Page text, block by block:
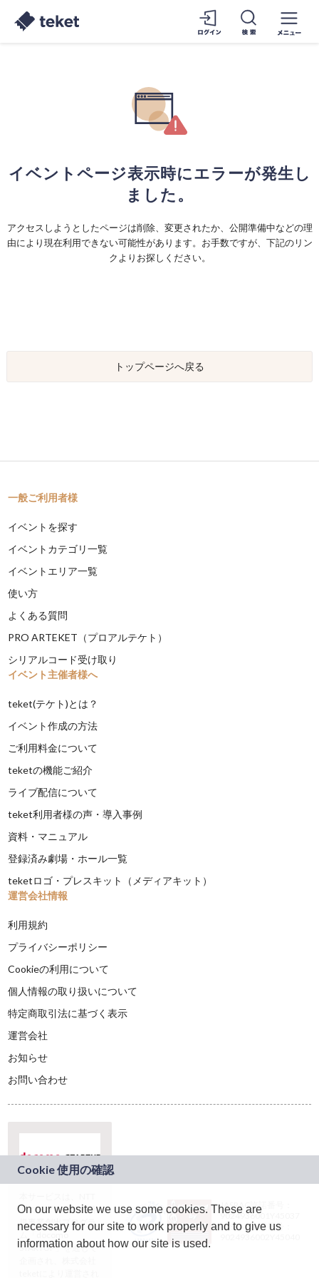
イベントページ表示時にエラーが発生し
ました。
アクセスしようとしたページは削除、変更されたか、公開準備中などの理
由により現在利用できない可能性があります。お手数ですが、下記のリン
クよりお探しください。
トップページへ戻る
一般ご利用者様
イベントを探す
イベントカテゴリ一覧
イベントエリア一覧
使い方
よくある質問
PRO ARTEKET（プロアルテケト）
シリアルコード受け取り
イベント主催者様へ
teket(テケト)とは？
イベント作成の方法
ご利用料金について
teketの機能ご紹介
ライブ配信について
teket利用者様の声・導入事例
資料・マニュアル
登録済み劇場・ホール一覧
teketロゴ・プレスキット（メディアキット）
運営会社情報
利用規約
プライバシーポリシー
Cookieの利用について
個人情報の取り扱いについて
特定商取引法に基づく表示
運営会社
お知らせ
お問い合わせ
ドコモグループの新
規事業創出プログラ
ム「docomo
STARTUP」を通じて
JASRAC許諾番号：
9024936001Y45037
JASRAC許諾番号：
On our website we use some cookies. These are
necessary for our site to work properly and to give us
information about how our site is used.